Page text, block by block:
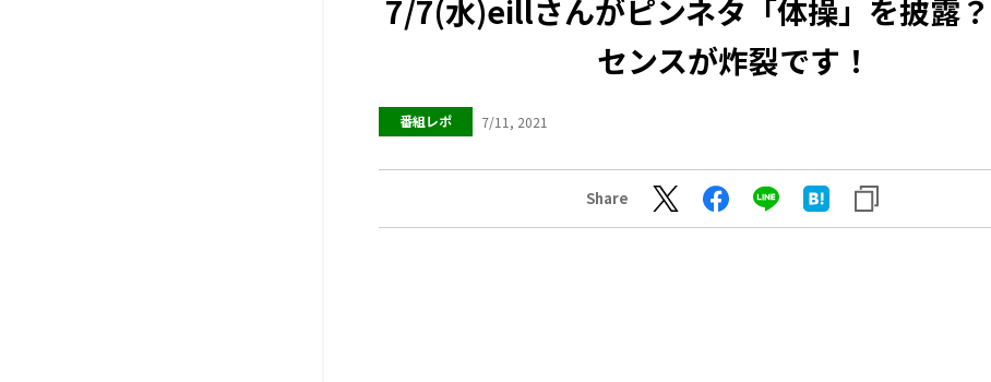
7/7(水)eillさんがピンネタ「体操」を披露
センスが炸裂です！
番組レポ 7/11, 2021
Share